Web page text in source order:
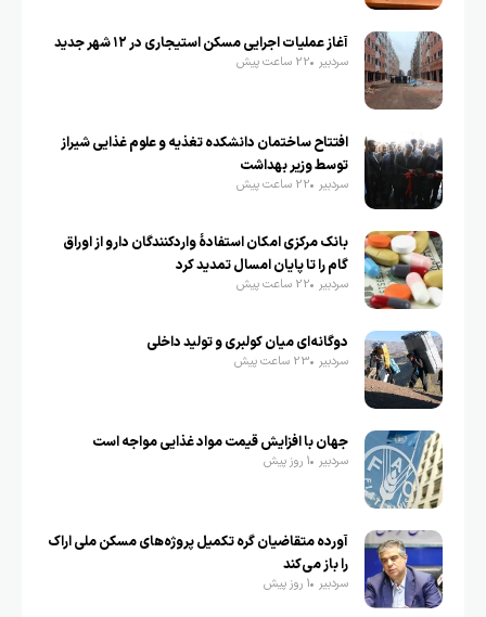
آغاز عملیات اجرایی مسکن استیجاری در ۱۲ شهر جدید
سردبیر 22 ساعت پیش
افتتاح ساختمان دانشکده تغذیه و علوم غذایی شیراز
توسط وزیر بهداشت
سردبیر 22 ساعت پیش
بانک مرکزی امکان استفادۀ واردکنندگان دارو از اوراق
گام را تا پایان امسال تمدید کرد
سردبیر 22 ساعت پیش
دوگانه‌ای میان کولبری و تولید داخلی
سردبیر 23 ساعت پیش
جهان با افزایش قیمت مواد غذایی مواجه است
سردبیر 1 روز پیش
آورده متقاضیان گره تکمیل پروژه‌های مسکن ملی اراک
را باز می‌کند
سردبیر 1 روز پیش